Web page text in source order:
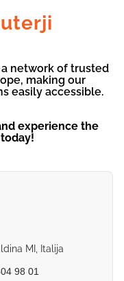
network of trusted
making our
easily accessible.
experience the
MI, Italija
98 01